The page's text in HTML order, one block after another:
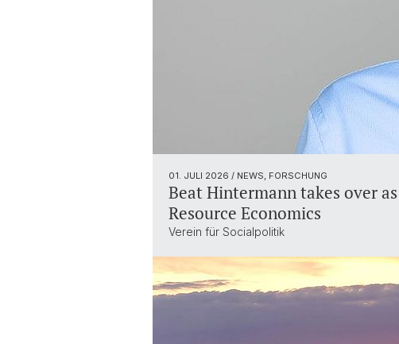
01. JULI 2026 / NEWS, FORSCHUNG
Beat Hintermann takes over
Resource Economics
Verein für Socialpolitik